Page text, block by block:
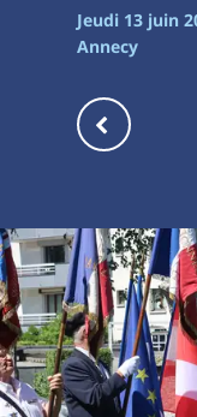
Jeudi 13 juin
Annecy